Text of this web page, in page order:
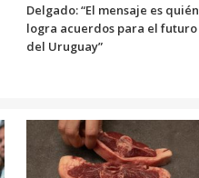
Delgado: “El mensaje es quién
logra acuerdos para el futuro
del Uruguay”